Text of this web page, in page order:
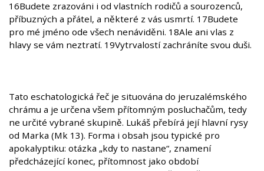
16Budete zrazováni i od vlastních rodičů a sourozenců,
příbuzných a přátel, a některé z vás usmrtí. 17Budete
pro mé jméno ode všech nenáviděni. 18Ale ani vlas z
hlavy se vám neztratí. 19Vytrvalostí zachráníte svou duši.
Tato eschatologická řeč je situována do jeruzalémského
chrámu a je určena všem přítomným posluchačům, tedy
ne určité vybrané skupině. Lukáš přebírá její hlavní rysy
od Marka (Mk 13). Forma i obsah jsou typické pro
apokalyptiku: otázka „kdy to nastane“, znamení
předcházející konec, přítomnost jako období